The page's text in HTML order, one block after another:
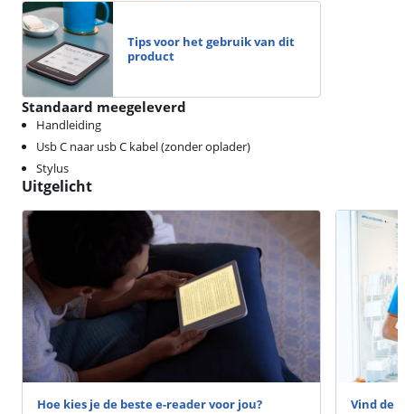
Tips voor het gebruik van dit
product
Standaard meegeleverd
Handleiding
Usb C naar usb C kabel (zonder oplader)
Stylus
Uitgelicht
Hoe kies je de beste e-reader voor jou?
Vind de